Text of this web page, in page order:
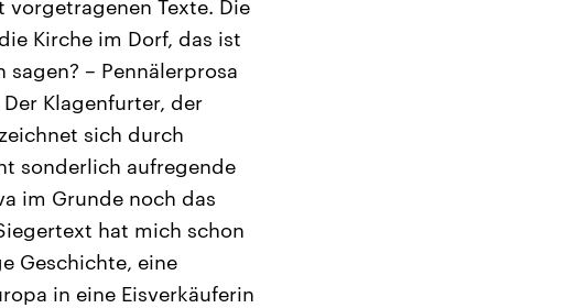
Texte. Die
Kirche im Dorf, das ist
– Pennälerprosa
Klagenfurter, der
sich durch
sonderlich aufregende
im Grunde noch das
hat mich schon
Geschichte, eine
in eine Eisverkäuferin